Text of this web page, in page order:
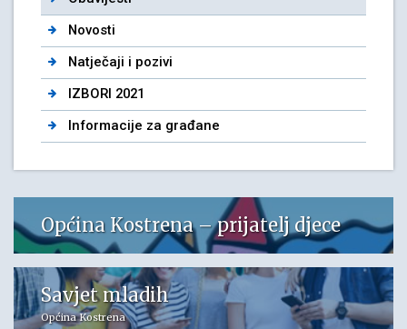
Novosti
Natječaji i pozivi
IZBORI 2021
Informacije za građane
Općina Kostrena – prijatelj djece
Savjet mladih
Općina Kostrena